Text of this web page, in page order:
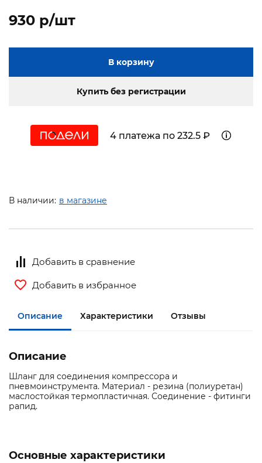
930 p/шт
В корзину
Купить без регистрации
4 платежа по 232.5 ₽
В наличии: в магазине
Добавить в сравнение
Добавить в избранное
Описание Характеристики Отзывы
Описание
Шланг для соединения компрессора и
пневмоинструмента. Материал - резина (полиуретан)
маслостойкая термопластичная. Соединение - фитинги
рапид.
Основные характеристики